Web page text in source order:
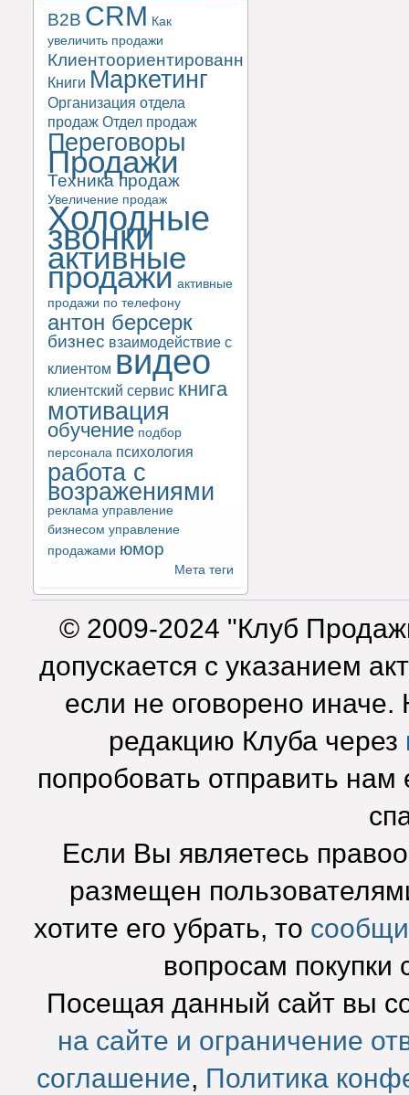
B2B CRM Как
увеличить продажи
Клиентоориентированность
Книги Маркетинг
Организация отдела
продаж Отдел продаж
Переговоры
Продажи
Техника продаж
Увеличение продаж
Холодные
звонки
активные
продажи активные
продажи по телефону
антон берсерк
бизнес взаимодействие с
клиентом видео
клиентский сервис книга
мотивация
обучение подбор
персонала психология
работа с
возражениями
реклама управление
бизнесом управление
продажами юмор
Мета теги
© 2009-2024 "Клуб
допускается с указанием
если не оговорено
редакцию Клуба через
попробовать отправить нам
Если Вы являетесь
размещен
хотите его убрать, то
вопросам покупки
Посещая данный сайт вы
на сайте и ограничение
соглашение, Политика